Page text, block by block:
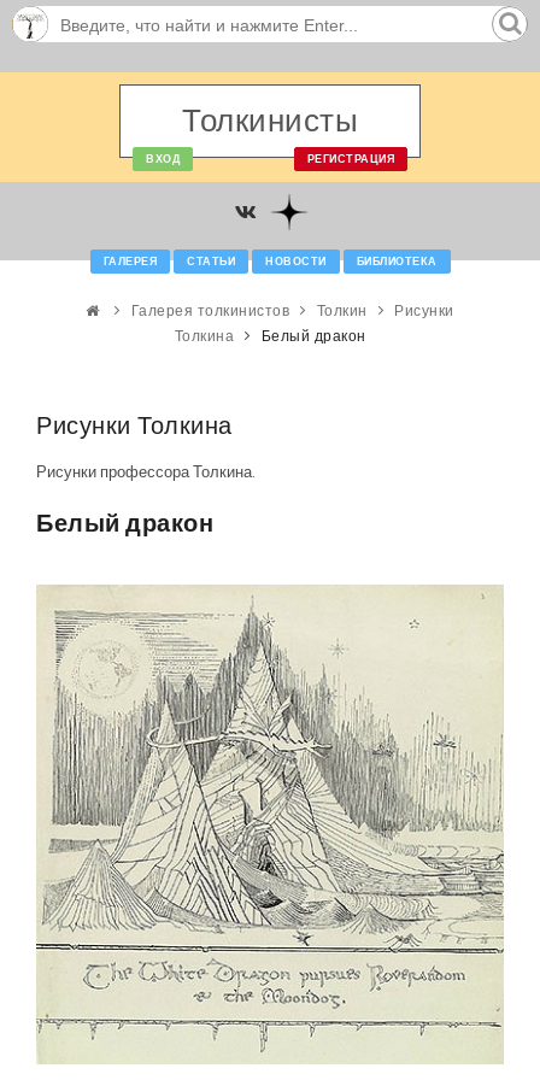
Толкинисты
ВХОД РЕГИСТРАЦИЯ
ГАЛЕРЕЯ СТАТЬИ НОВОСТИ БИБЛИОТЕКА
Галерея толкинистов Толкин
Рисунки
Толкина
Белый дракон
Рисунки Толкина
Рисунки профессора Толкина.
Белый дракон